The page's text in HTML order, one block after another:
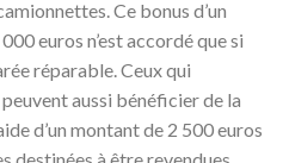
Ce bonus d’un
euros n’est accordé que si
réparable. Ceux qui
aussi bénéficier de la
d’un montant de 2 500 euros
destinées à être revendues